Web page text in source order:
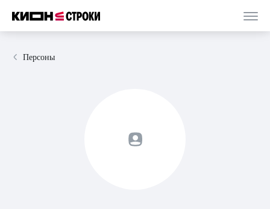
Персоны